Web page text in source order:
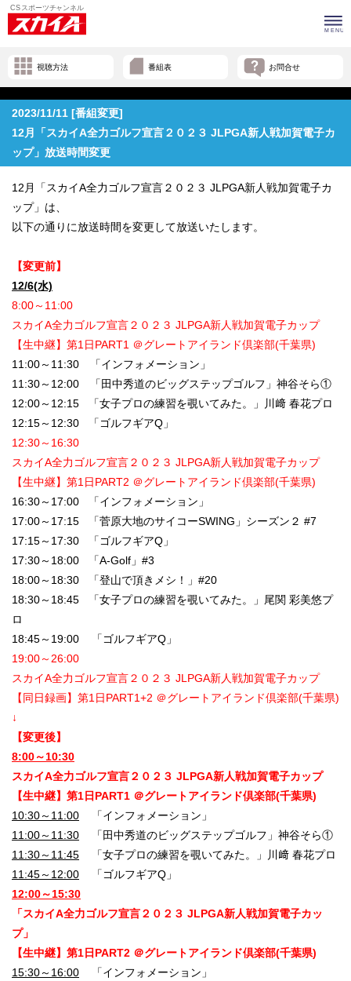
視聴方法 番組表 お問合せ
2023/11/11 [番組変更]
12月「スカイA全力ゴルフ宣言２０２３ JLPGA新人戦加賀電子カ
ップ」放送時間変更
12月「スカイA全力ゴルフ宣言２０２３ JLPGA新人戦加賀電子カ
ップ」は、
以下の通りに放送時間を変更して放送いたします。
【変更前】
12/6(水)
8:00～11:00
スカイA全力ゴルフ宣言２０２３ JLPGA新人戦加賀電子カップ
【生中継】第1日PART1 ＠グレートアイランド倶楽部(千葉県)
11:00～11:30 「インフォメーション」
11:30～12:00 「田中秀道のビッグステップゴルフ」神谷そら①
12:00～12:15 「女子プロの練習を覗いてみた。」川﨑 春花プロ
12:15～12:30 「ゴルフギアQ」
12:30～16:30
スカイA全力ゴルフ宣言２０２３ JLPGA新人戦加賀電子カップ
【生中継】第1日PART2 ＠グレートアイランド倶楽部(千葉県)
16:30～17:00 「インフォメーション」
17:00～17:15 「菅原大地のサイコーSWING」シーズン２ #7
17:15～17:30 「ゴルフギアQ」
17:30～18:00 「A-Golf」#3
18:00～18:30 「登山で頂きメシ！」#20
18:30～18:45 「女子プロの練習を覗いてみた。」尾関 彩美悠プ
ロ
18:45～19:00 「ゴルフギアQ」
19:00～26:00
スカイA全力ゴルフ宣言２０２３ JLPGA新人戦加賀電子カップ
【同日録画】第1日PART1+2 ＠グレートアイランド倶楽部(千葉県)
↓
【変更後】
8:00～10:30
スカイA全力ゴルフ宣言２０２３ JLPGA新人戦加賀電子カップ
【生中継】第1日PART1 ＠グレートアイランド倶楽部(千葉県)
10:30～11:00 「インフォメーション」
11:00～11:30 「田中秀道のビッグステップゴルフ」神谷そら①
11:30～11:45 「女子プロの練習を覗いてみた。」川﨑 春花プロ
11:45～12:00 「ゴルフギアQ」
12:00～15:30
「スカイA全力ゴルフ宣言２０２３ JLPGA新人戦加賀電子カッ
プ」
【生中継】第1日PART2 ＠グレートアイランド倶楽部(千葉県)
15:30～16:00 「インフォメーション」